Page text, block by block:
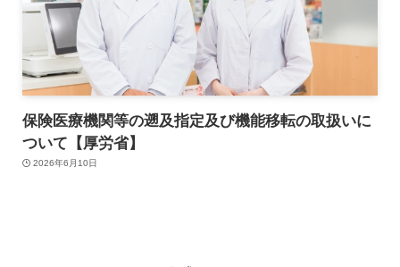
保険医療機関等の遡及指定及び機能移転の取扱いに
ついて【厚労省】
2026年6月10日